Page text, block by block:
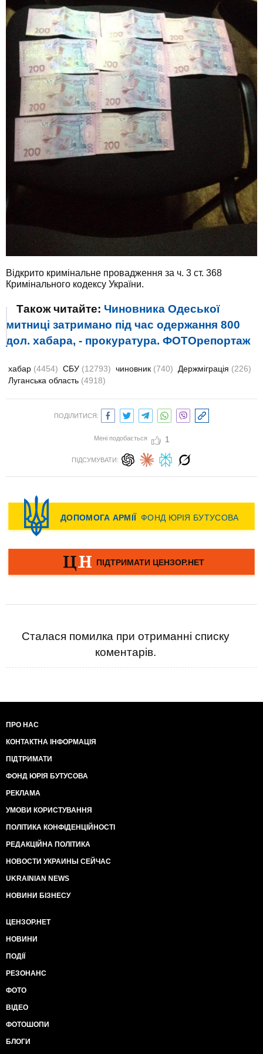
Відкрито кримінальне провадження за ч. 3 ст. 368
Кримінального кодексу України.
Також читайте: Чиновника Одеської
митниці затримано під час одержання 800
дол. хабара, - прокуратура. ФОТОрепортаж
хабар (4454) СБУ (12793) чиновник (740) Держміграція (226)
Луганська область (4918)
ПОДІЛИТИСЯ:
Мені подобається 1
ПІДСУМУВАТИ:
Сталася помилка при отриманні списку
коментарів.
ПРО НАС
КОНТАКТНА ІНФОРМАЦІЯ
ПІДТРИМАТИ
ФОНД ЮРІЯ БУТУСОВА
РЕКЛАМА
УМОВИ КОРИСТУВАННЯ
ПОЛІТИКА КОНФІДЕНЦІЙНОСТІ
РЕДАКЦІЙНА ПОЛІТИКА
НОВОСТИ УКРАИНЫ СЕЙЧАС
UKRAINIAN NEWS
НОВИНИ БІЗНЕСУ
ЦЕНЗОР.НЕТ
НОВИНИ
ПОДІЇ
РЕЗОНАНС
ФОТО
ВІДЕО
ФОТОШОПИ
БЛОГИ